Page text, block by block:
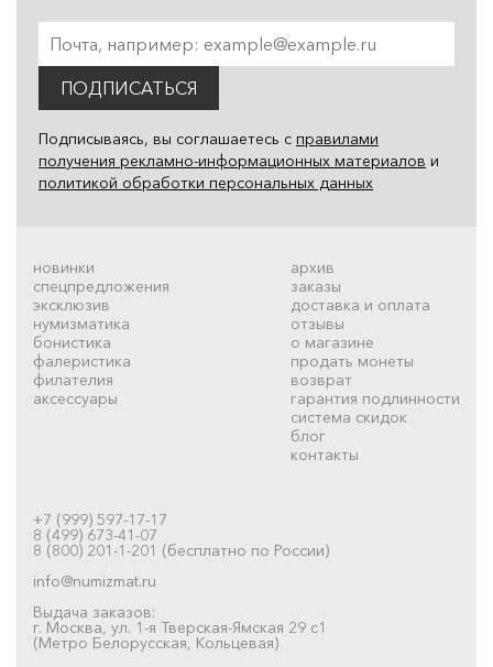
ПОДПИСАТЬСЯ
Подписываясь, вы соглашаетесь с правилами
получения рекламно-информационных материалов и
политикой обработки персональных данных
новинки
спецпредложения
эксклюзив
нумизматика
бонистика
фалеристика
филателия
аксессуары
архив
заказы
доставка и оплата
отзывы
о магазине
продать монеты
возврат
гарантия подлинности
система скидок
блог
контакты
+7 (999) 597-17-17
8 (499) 673-41-07
8 (800) 201-1-201 (бесплатно по России)
info@numizmat.ru
Выдача заказов:
г. Москва, ул. 1-я Тверская-Ямская 29 с1
(Метро Белорусская, Кольцевая)